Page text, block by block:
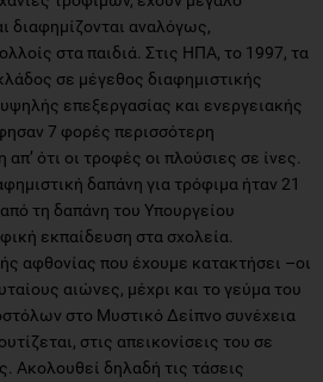
διαφημίζονται αναλόγως,
στα παιδιά. Στις ΗΠΑ, το 1997, τα
σε μέγεθος διαφημιστικής
επεξεργασίας και ενεργειακής
7 φορές περισσότερη
ότι οι τροφές οι πλούσιες σε ίνες.
δαπάνη για τρόφιμα ήταν 21
τη δαπάνη του Υπουργείου
εκπαίδευση στα σχολεία.
αφθονίας που έχουμε κατακτήσει –οι
αιώνες, μέχρι και το γεύμα του
στο Μυστικό Δείπνο συνέχεια
στις απεικονίσεις του σε
Ακολουθεί δηλαδή τις τάσεις